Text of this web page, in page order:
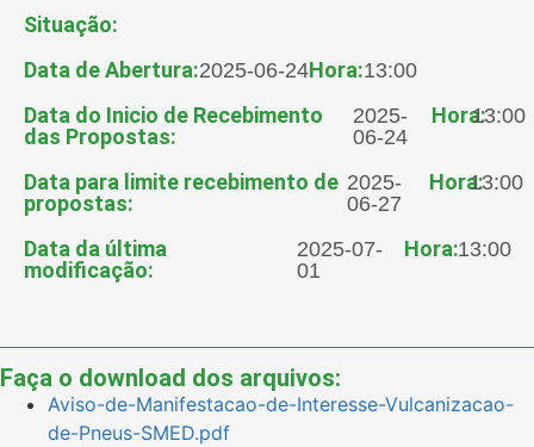
Situação:
Data de Abertura:2025-06-24Hora:13:00
Data do Inicio de Recebimento
das Propostas:
2025-
06-24
Hora:13:00
Data para limite recebimento de
propostas:
2025-
06-27
Hora:13:00
Data da última
modificação:
2025-07-
01
Hora:13:00
Faça o download dos arquivos:
Aviso-de-Manifestacao-de-Interesse-Vulcanizacao-
de-Pneus-SMED.pdf